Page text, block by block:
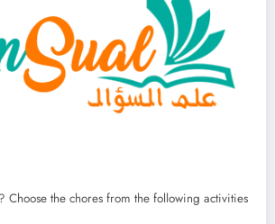
Choose the chores from the following activities ?